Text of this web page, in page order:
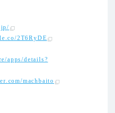
2T6RyDE
apps/details?
machbaito